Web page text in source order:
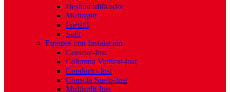
Deshumidificador
Multisplit
Portátil
Split
Equipos con Instalación
Cassette-Inst
Columna Vertical-Inst
Conducto-Inst
Consola Suelo-Inst
Multisplit-Inst